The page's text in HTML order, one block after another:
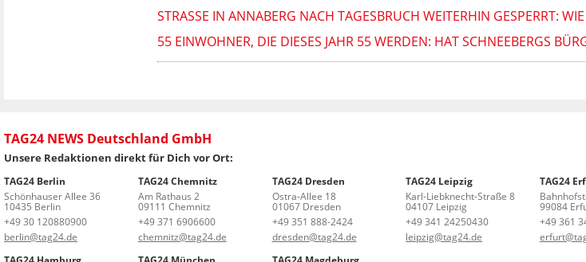
STRASSE IN ANNABERG NACH TAGESBRUCH WEITERHIN GESPERRT:
55 EINWOHNER, DIE DIESES JAHR 55 WERDEN: HAT SCHNEEBERGS
TAG24 NEWS Deutschland GmbH
Unsere Redaktionen direkt für Dich vor Ort:
TAG24 Berlin
Schönhauser Allee 36
10435 Berlin
+49 30 120880900
berlin@tag24.de
TAG24 Chemnitz
Am Rathaus 2
09111 Chemnitz
+49 371 6906600
chemnitz@tag24.de
TAG24 Dresden
Ostra-Allee 18
01067 Dresden
+49 351 888-2424
dresden@tag24.de
TAG24 Leipzig
Karl-Liebknecht-Straße 8
04107 Leipzig
+49 341 24250430
leipzig@tag24.de
TAG24
99084
+49 361